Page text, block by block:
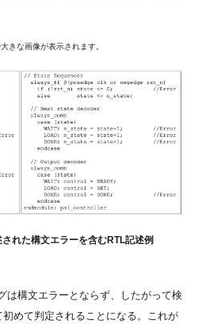
きな画像が表示されます。
れた構文エラーを含むRTL記述例
は構文エラーとならず、したがって検
めて判定されることになる。これが